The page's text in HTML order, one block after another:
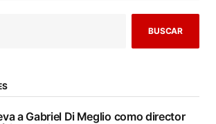
BUSCAR
a Gabriel Di Meglio como director